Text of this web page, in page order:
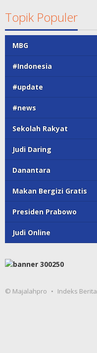
Topik Populer
MBG
#Indonesia
#update
#news
Sekolah Rakyat
Judi Daring
Danantara
Makan Bergizi Gratis
Presiden Prabowo
Judi Online
© Majalahpro Indeks Berita